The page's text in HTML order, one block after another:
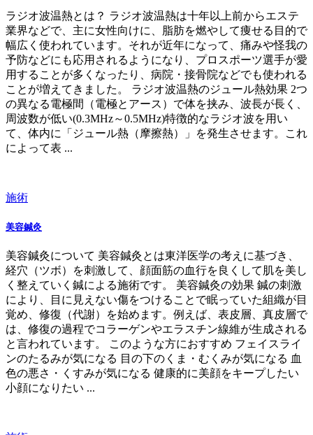
ラジオ波温熱とは？ ラジオ波温熱は十年以上前からエステ
業界などで、主に女性向けに、脂肪を燃やして痩せる目的で
幅広く使われています。それが近年になって、痛みや怪我の
予防などにも応用されるようになり、プロスポーツ選手が愛
用することが多くなったり、病院・接骨院などでも使われる
ことが増えてきました。 ラジオ波温熱のジュール熱効果 2つ
の異なる電極間（電極とアース）で体を挟み、波長が長く、
周波数が低い(0.3MHz～0.5MHz)特徴的なラジオ波を用い
て、体内に「ジュール熱（摩擦熱）」を発生させます。これ
によって表 ...
施術
美容鍼灸
美容鍼灸について 美容鍼灸とは東洋医学の考えに基づき、
経穴（ツボ）を刺激して、顔面筋の血行を良くして肌を美し
く整えていく鍼による施術です。 美容鍼灸の効果 鍼の刺激
により、目に見えない傷をつけることで眠っていた組織が目
覚め、修復（代謝）を始めます。例えば、表皮層、真皮層で
は、修復の過程でコラーゲンやエラスチン線維が生成される
と言われています。 このような方におすすめ フェイスライ
ンのたるみが気になる 目の下のくま・むくみが気になる 血
色の悪さ・くすみが気になる 健康的に美顔をキープしたい
小顔になりたい ...